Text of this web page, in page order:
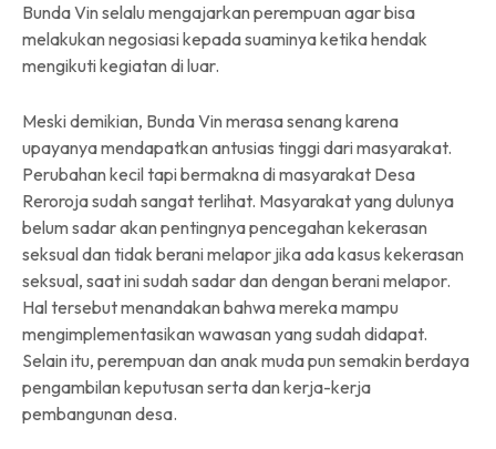
Bunda Vin selalu mengajarkan perempuan agar bisa
melakukan negosiasi kepada suaminya ketika hendak
mengikuti kegiatan di luar.
Meski demikian, Bunda Vin merasa senang karena
upayanya mendapatkan antusias tinggi dari masyarakat.
Perubahan kecil tapi bermakna di masyarakat Desa
Reroroja sudah sangat terlihat. Masyarakat yang dulunya
belum sadar akan pentingnya pencegahan kekerasan
seksual dan tidak berani melapor jika ada kasus kekerasan
seksual, saat ini sudah sadar dan dengan berani melapor.
Hal tersebut menandakan bahwa mereka mampu
mengimplementasikan wawasan yang sudah didapat.
Selain itu, perempuan dan anak muda pun semakin berdaya
pengambilan keputusan serta dan kerja-kerja
pembangunan desa.